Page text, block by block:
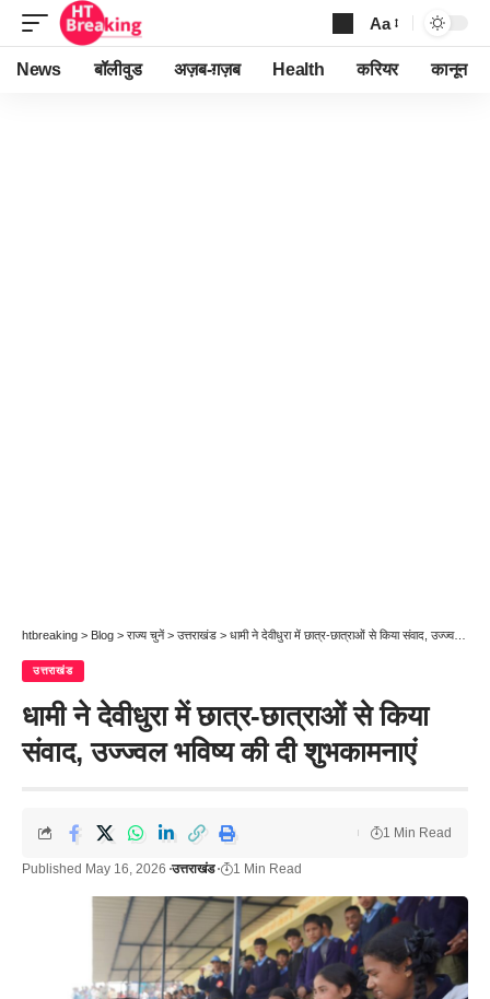
Font
Resizer
Aa
News बॉलीवुड अज़ब-ग़ज़ब Health करियर कानून
htbreaking > Blog > राज्य चुनें > उत्तराखंड > धामी ने देवीधुरा में छात्र-छात्राओं से किया संवाद, उज्ज्वल भविष्य की दी शुभकामनाएं
उत्तराखंड
धामी ने देवीधुरा में छात्र-छात्राओं से किया
संवाद, उज्ज्वल भविष्य की दी शुभकामनाएं
Published May 16, 2026 उत्तराखंड 1 Min Read
1 Min Read